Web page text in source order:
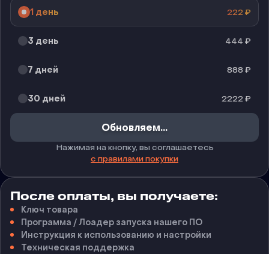
1 день 222 ₽
3 день 444 ₽
7 дней 888 ₽
30 дней 2222 ₽
Обновляем...
Нажимая на кнопку, вы соглашаетесь
с правилами покупки
После оплаты, вы получаете:
Ключ товара
Программа / Лоадер запуска нашего ПО
Инструкция к использованию и настройки
Техническая поддержка